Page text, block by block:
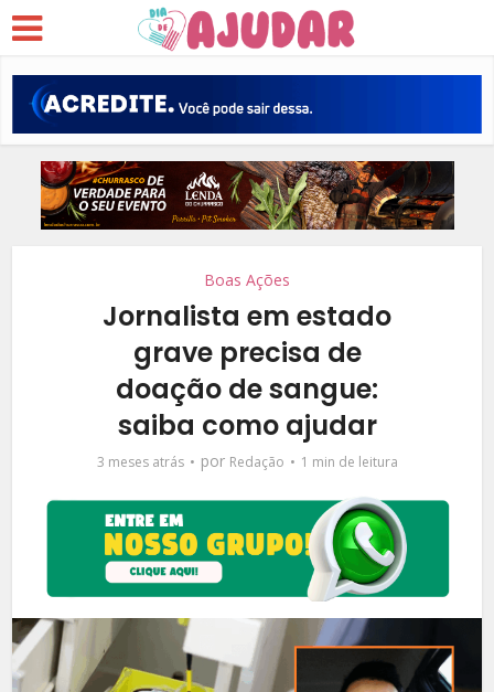
Boas Ações
Jornalista em estado
grave precisa de
doação de sangue:
saiba como ajudar
3 meses atrás por Redação 1 min de leitura